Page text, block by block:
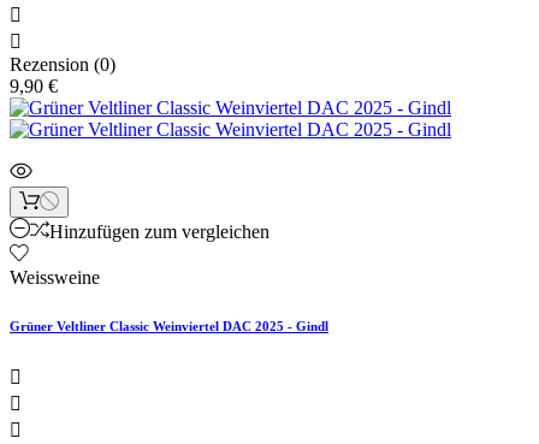


Rezension (0)
9,90 €
Hinzufügen zum vergleichen
Weissweine
Grüner Veltliner Classic Weinviertel DAC 2025 - Gindl


